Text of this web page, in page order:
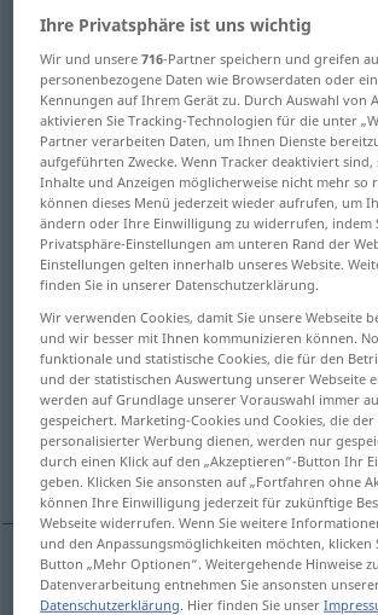
(Für mehr Details die Übersetzung anklicken/
Eintreten, Eintritt, Einzug
Ein-, Zugang, Tür, Hausflur, Torweg
Einfahrt AmtsAntritt
Eintrittserlaubnis, Einlass,
Zulassung, Aufnahme
HafenEinfahrt, Einlaufen in den
Introitus
Eintretenn entrance
Ihre Privatsphäre ist uns wichtig
Wir und unsere716-Partner speichern und greifen
personenbezogene Daten wie Browserdaten oder
Kennungen auf Ihrem Gerät zu. Durch Auswahl von
aktivieren Sie Tracking-Technologien für die unter
Partner verarbeiten Daten, um Ihnen Dienste
aufgeführten Zwecke. Wenn Tracker deaktiviert sind,
Inhalte und Anzeigen möglicherweise nicht mehr so
können dieses Menü jederzeit wieder aufrufen, um
ändern oder Ihre Einwilligung zu widerrufen, indem
Privatsphäre-Einstellungen am unteren Rand der
Einstellungen gelten innerhalb unseres Website.
finden Sie in unserer Datenschutzerklärung.
Wir verwenden Cookies, damit Sie unsere Webseite
und wir besser mit Ihnen kommunizieren können.
funktionale und statistische Cookies, die für den
und der statistischen Auswertung unserer Webseite
werden auf Grundlage unserer Vorauswahl immer
gespeichert. Marketing-Cookies und Cookies, die
personalisierter Werbung dienen, werden nur
durch einen Klick auf den „Akzeptieren“-Button Ihr
geben. Klicken Sie ansonsten auf „Fortfahren ohne
können Ihre Einwilligung jederzeit für zukünftige
Webseite widerrufen. Wenn Sie weitere
und den Anpassungsmöglichkeiten möchten, klicken
Button „Mehr Optionen“. Weitergehende Hinweise
Datenverarbeitung entnehmen Sie ansonsten
Datenschutzerklärung. Hier finden Sie unser